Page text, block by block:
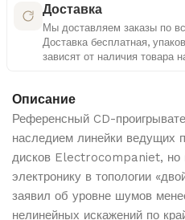
Многоступенчатая
Контроль документов и
товара
Выбор способа оплаты
Прозрачные условия
Все параметры видны до
Kaspi
Доставка
Мы доставляем заказы по
Доставка бесплатная,
зависят от наличия товара
Бесплатная доставка
Доставка по всему
для всех заказов
Защищенная упаковка
Описание
Референсный CD-
наследием линейки ведущих
дисков Electrocompaniet, но
электронику в топологии
заявил об уровне шумов
нелинейных искажений по